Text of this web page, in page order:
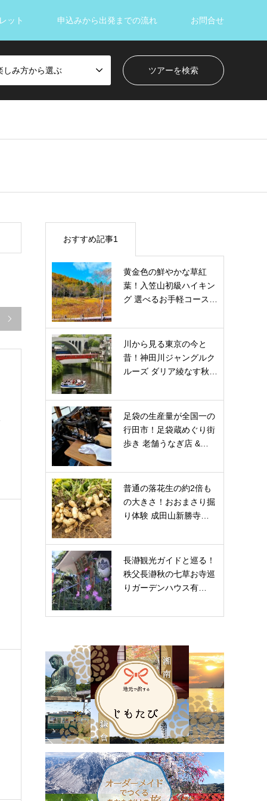
ット 申込みから出発までの流れ お問合せ
しみ方から選ぶ

おすすめ記事1
黄金色の鮮やかな草紅
葉！入笠山初級ハイキン
グ 選べるお手軽コース…
川から見る東京の今と
昔！神田川ジャングルク
ルーズ ダリア綾なす秋…
足袋の生産量が全国一の
行田市！足袋蔵めぐり街
歩き 老舗うなぎ店 &…
普通の落花生の約2倍も
の大きさ！おおまさり掘
り体験 成田山新勝寺…
長瀞観光ガイドと巡る！
秩父長瀞秋の七草お寺巡
りガーデンハウス有…